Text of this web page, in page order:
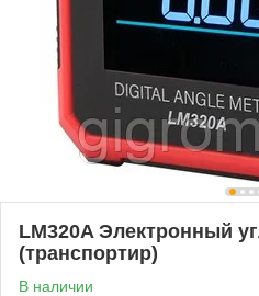
LM320A Электронный
(транспортир)
В наличии